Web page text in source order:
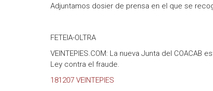
Adjuntamos dosier de prensa en el que se
FETEIA-OLTRA
VEINTEPIES.COM: La nueva Junta del
Ley contra el fraude.
181207 VEINTEPIES